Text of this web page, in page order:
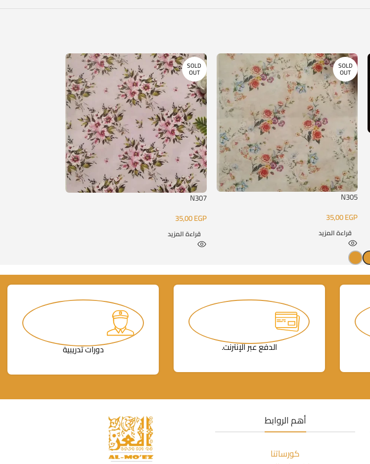
SOLD
OUT
N305
35,00EGP
قراءة المزيد
SOLD
OUT
N307
35,00EGP
قراءة المزيد
الدفع عبر الإنترنت. دورات تدريبية
أهم الروابط
كورساتنا